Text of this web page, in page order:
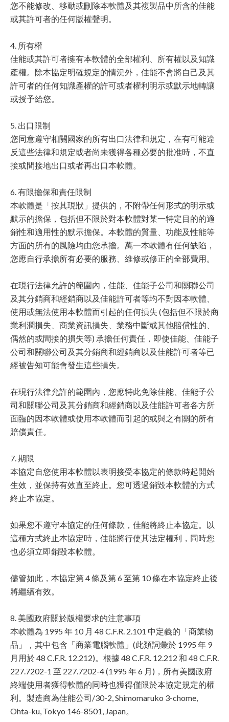
您不能修改、移動或刪除本軟體及其複製品中所含的佳能
或其許可者的任何版權聲明。
4. 所有權
佳能或其許可者擁有本軟體的全部權利、所有權以及知識
產權。除本協定明確規定的情況外，佳能不會將自己及其
許可者的任何知識產權的許可或者權利明示或默示地轉讓
或授予給您。
5. 出口限制
您同意遵守相關國家的所有出口法律和規定，在有可能違
反這些法律和規定或者尚未獲得各種必要的批准時，不直
接或間接地出口或者再出口本軟體。
6. 有限擔保和責任限制
本軟體是「按其現狀」提供的，不附帶任何形式的明示或
默示的擔保，包括但不限於對本軟體對某一特定目的的適
銷性和適用性的默示擔保。本軟體的質量、功能及性能等
方面的所有的風險均由您承擔。萬一本軟體有任何缺陷，
您應自行承擔所有必要的服務、維修或修正的全部費用。
在現行法律允許的範圍內，佳能、佳能子公司和關聯公司
及其分銷商和經銷商以及佳能許可者等均不對因本軟體、
使用或無法使用本軟體而引起的任何損失 (包括但不限於商
業利潤損失、商業資訊損失、業務中斷或其他賠償性的、
偶然的或間接的損失等) 承擔任何責任，即使佳能、佳能子
公司和關聯公司及其分銷商和經銷商以及佳能許可者等已
經被告知可能會發生這些損失。
在現行法律允許的範圍內，您應特此免除佳能、佳能子公
司和關聯公司及其分銷商和經銷商以及佳能許可者各方所
面臨的因本軟體或使用本軟體而引起的或與之有關的所有
賠償責任。
7. 期限
本協定自您使用本軟體以表明接受本協定的條款時起開始
生效，並保持有效直至終止。您可透過銷毀本軟體的方式
終止本協定。
如果您不遵守本協定的任何條款，佳能將終止本協定。以
這種方式終止本協定時，佳能將行使其法定權利，同時您
也必須立即銷毀本軟體。
儘管如此，本協定第 4 條及第 6 至第 10 條在本協定終止後
將繼續有效。
8. 美國政府關於版權要求的注意事項
本軟體為 1995 年 10 月 48 C.F.R. 2.101 中定義的「商業物
品」，其中包含「商業電腦軟體」(此類詞彙於 1995 年 9
月用於 48 C.F.R. 12.212)。根據 48 C.F.R. 12.212 和 48 C.F.R.
227.7202-1 至 227.7202-4 (1995 年 6 月)，所有美國政府
終端使用者獲得軟體的同時也獲得僅限於本協定規定的權
利。製造商為佳能公司/30-2, Shimomaruko 3-chome,
Ohta-ku, Tokyo 146-8501, Japan。